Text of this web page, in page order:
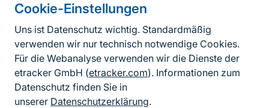
Cookie-Einstellungen
Uns ist Datenschutz wichtig. Standardmäßig
verwenden wir nur technisch notwendige Cookies.
Für die Webanalyse verwenden wir die Dienste der
etracker GmbH (etracker.com). Informationen zum
Datenschutz finden Sie in
unserer Datenschutzerklärung.
Informationen zur Seite
FußzeileKontakt zum BfN
Kontaktformular
Erklärung zur Barrierefreiheit